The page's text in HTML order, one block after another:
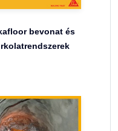
bevonat és